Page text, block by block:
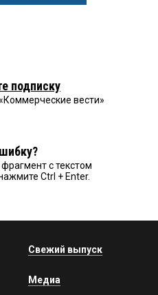
подписку
вести»
с текстом
Ctrl + Enter.
Свежий выпуск
Медиа